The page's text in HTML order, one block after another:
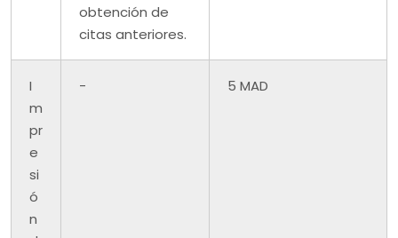
obtención de
citas anteriores.
I
m
pr
e
si
ó
n
- 5 MAD